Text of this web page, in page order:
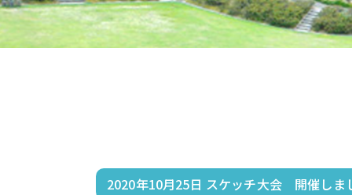
2020年10月25日 スケッチ大会 開催しま